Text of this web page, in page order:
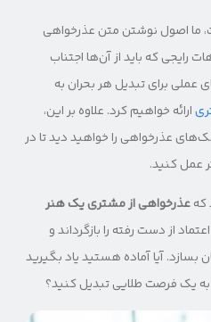
ما اصول نوشتن متن عذرخواهی
رایجی که باید از آن‌ها اجتناب
برای تبدیل هر بحران به
ارائه خواهیم کرد. علاوه بر این،
عذرخواهی را خواهید دید تا در
عمل کنید.
کهعذرخواهی از مشتری یک هنر
از دست رفته را بازگرداند و
بسازد. آیا آماده هستید یاد بگیرید
یک فرصت طلایی تبدیل کنید؟